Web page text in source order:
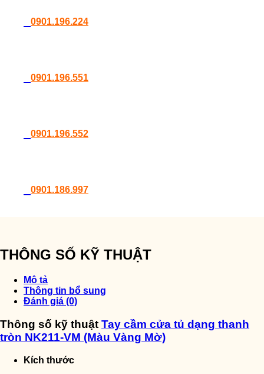
0901.196.224
0901.196.551
0901.196.552
0901.186.997
THÔNG SỐ KỸ THUẬT
Mô tả
Thông tin bổ sung
Đánh giá (0)
Thông số kỹ thuật Tay cầm cửa tủ dạng thanh
tròn NK211-VM (Màu Vàng Mờ)
Kích thước